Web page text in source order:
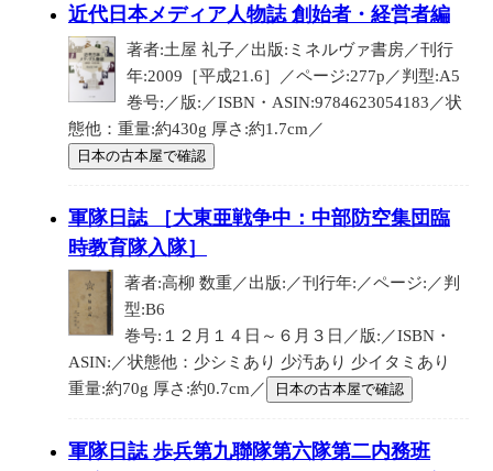
近代日本メディア人物誌 創始者・経営者編
著者:土屋 礼子／出版:ミネルヴァ書房／刊行
年:2009［平成21.6］／ページ:277p／判型:A5
巻号:／版:／ISBN・ASIN:9784623054183／状
態他：重量:約430g 厚さ:約1.7cm／
日本の古本屋で確認
軍隊日誌 ［大東亜戦争中：中部防空集団臨
時教育隊入隊］
著者:高柳 数重／出版:／刊行年:／ページ:／判
型:B6
巻号:１２月１４日～６月３日／版:／ISBN・
ASIN:／状態他：少シミあり 少汚あり 少イタミあり
重量:約70g 厚さ:約0.7cm／
日本の古本屋で確認
軍隊日誌 歩兵第九聯隊第六隊第二内務班